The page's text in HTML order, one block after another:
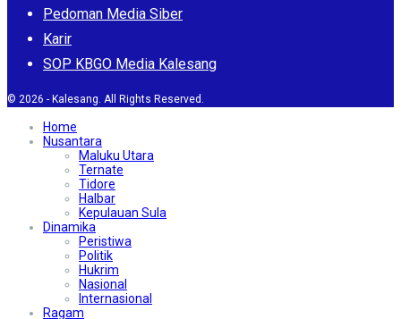
Pedoman Media Siber
Karir
SOP KBGO Media Kalesang
© 2026 - Kalesang. All Rights Reserved.
Home
Nusantara
Maluku Utara
Ternate
Tidore
Halbar
Kepulauan Sula
Dinamika
Peristiwa
Politik
Hukrim
Nasional
Internasional
Ragam